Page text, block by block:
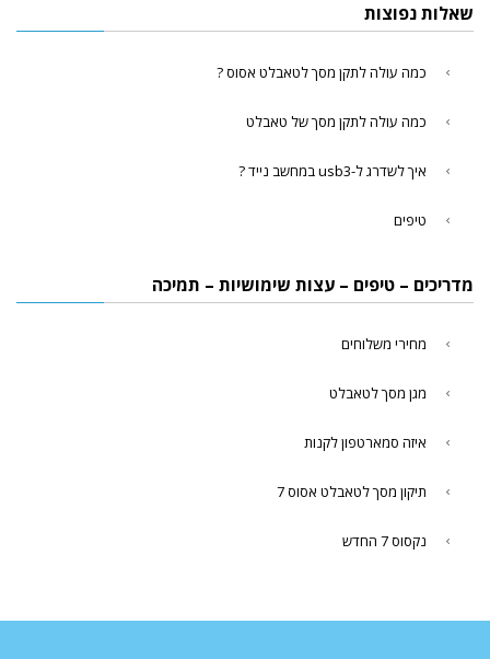
שאלות נפוצות
כמה עולה לתקן מסך לטאבלט אסוס ?
כמה עולה לתקן מסך של טאבלט
איך לשדרג ל-usb3 במחשב נייד ?
טיפים
מדריכים – טיפים – עצות שימושיות – תמיכה
מחירי משלוחים
מגן מסך לטאבלט
איזה סמארטפון לקנות
תיקון מסך לטאבלט אסוס 7
נקסוס 7 החדש